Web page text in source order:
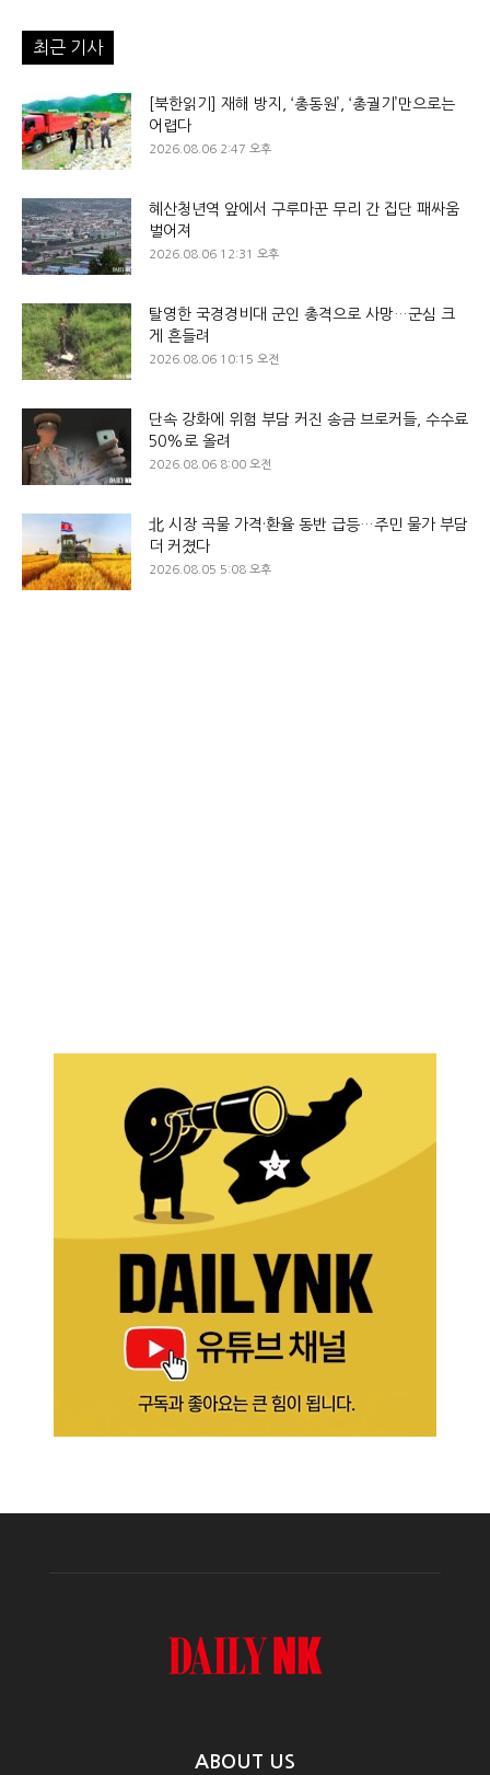
최근 기사
[북한읽기] 재해 방지, ‘총동원’, ‘총궐기’만으로는
어렵다
2026.08.06 2:47 오후
혜산청년역 앞에서 구루마꾼 무리 간 집단 패싸움
벌어져
2026.08.06 12:31 오후
탈영한 국경경비대 군인 총격으로 사망…군심 크
게 흔들려
2026.08.06 10:15 오전
단속 강화에 위험 부담 커진 송금 브로커들, 수수료
50%로 올려
2026.08.06 8:00 오전
北 시장 곡물 가격·환율 동반 급등…주민 물가 부담
더 커졌다
2026.08.05 5:08 오후
ABOUT US